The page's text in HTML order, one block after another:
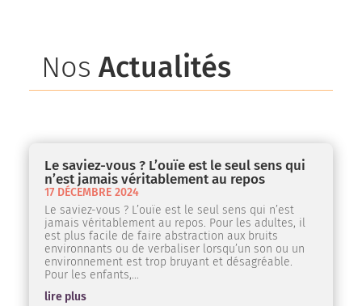
Nos Actualités
Le saviez-vous ? L’ouïe est le seul sens qui
n’est jamais véritablement au repos
17 DÉCEMBRE 2024
Le saviez-vous ? L’ouïe est le seul sens qui n’est
jamais véritablement au repos. Pour les adultes, il
est plus facile de faire abstraction aux bruits
environnants ou de verbaliser lorsqu’un son ou un
environnement est trop bruyant et désagréable.
Pour les enfants,...
lire plus